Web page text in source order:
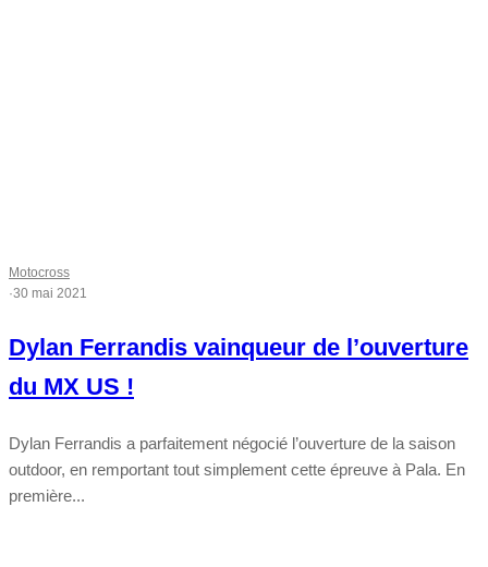
Motocross
·30 mai 2021
Dylan Ferrandis vainqueur de l’ouverture
du MX US !
Dylan Ferrandis a parfaitement négocié l’ouverture de la saison
outdoor, en remportant tout simplement cette épreuve à Pala. En
première...